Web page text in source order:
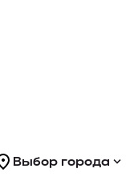
Выбор города